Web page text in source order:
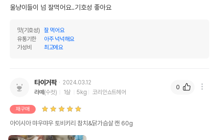
울냥이들이 넘 잘먹어요..기호성 좋아요
맛(기호성)
잘 먹어요
유통기한
아주 넉넉해요
가성비
최고에요
타이거팍
2024.03.12
라떼(수컷) 1살 5kg 코리안쇼트헤어
재구매
아이시아 먀우먀우 토비키리 참치&닭가슴살 캔 60g
0